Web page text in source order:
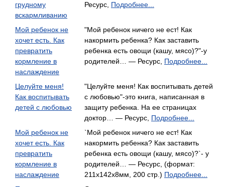
грудному
вскармливанию
Ресурс, Подробнее...
Мой ребенок не
хочет есть. Как
превратить
кормление в
наслаждение
"Мой ребенок ничего не ест! Как
накормить ребенка? Как заставить
ребенка есть овощи (кашу, мясо)?"-у
родителей… — Ресурс, Подробнее...
Целуйте меня!
Как воспитывать
детей с любовью
"Целуйте меня! Как воспитывать детей
с любовью"-это книга, написанная в
защиту ребенка. На ее страницах
доктор… — Ресурс, Подробнее...
Мой ребенок не
хочет есть. Как
превратить
кормление в
наслаждение
`Мой ребенок ничего не ест! Как
накормить ребенка? Как заставить
ребенка есть овощи (кашу, мясо)?`- у
родителей… — Ресурс, (формат:
211x142x8мм, 200 стр.) Подробнее...